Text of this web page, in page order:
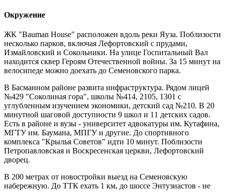
Окружение
ЖК "Bauman House" расположен вдоль реки Яуза. Поблизости
несколько парков, включая Лефортовский с прудами,
Измайловский и Сокольники. На улице Госпитальный Вал
находится сквер Героям Отечественной войны. За 15 минут на
велосипеде можно доехать до Семеновского парка.
В Басманном районе развита инфраструктура. Рядом лицей
№429 "Соколиная гора", школы №414, 2105, 1301 с
углубленным изучением экономики, детский сад №210. В 20
минутной шаговой доступности 9 школ и 11 детских садов.
Есть в районе и вузы - университет адвокатуры им. Кутафина,
МГТУ им. Баумана, МПГУ и другие. До спортивного
комплекса "Крылья Советов" идти 10 минут. Поблизости
Петропавловская и Воскресенская церкви, Лефортовский
дворец.
В 200 метрах от новостройки выезд на Семеновскую
набережную. До ТТК ехать 1 км, до шоссе Энтузиастов - не